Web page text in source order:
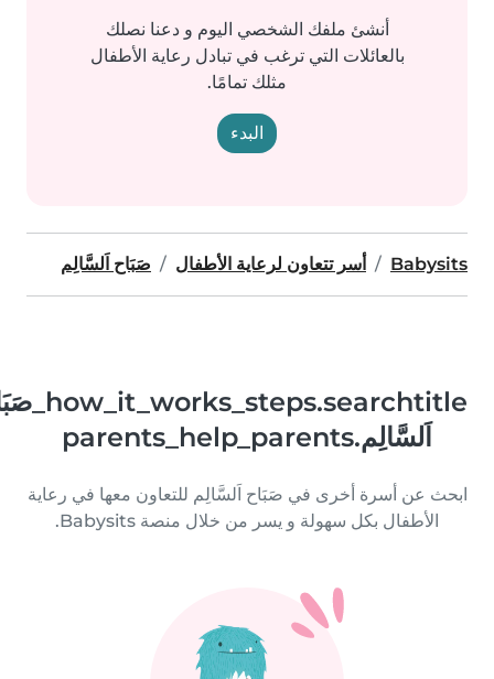
أنشئ ملفك الشخصي اليوم و دعنا نصلك
بالعائلات التي ترغب في تبادل رعاية الأطفال
مثلك تمامًا.
البدء
Babysits أسر تتعاون لرعاية الأطفال صَبَاح اَلسَّالِم
how_it_works_steps.searchtitle_صَبَاح
اَلسَّالِم.parents_help_parents
ابحث عن أسرة أخرى في صَبَاح اَلسَّالِم للتعاون معها في رعاية
الأطفال بكل سهولة و يسر من خلال منصة Babysits.